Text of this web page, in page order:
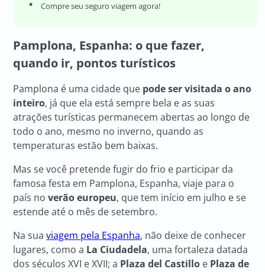
Compre seu seguro viagem agora!
Pamplona, Espanha: o que fazer,
quando ir, pontos turísticos
Pamplona é uma cidade que pode ser visitada o ano
inteiro, já que ela está sempre bela e as suas
atrações turísticas permanecem abertas ao longo de
todo o ano, mesmo no inverno, quando as
temperaturas estão bem baixas.
Mas se você pretende fugir do frio e participar da
famosa festa em Pamplona, Espanha, viaje para o
país no verão europeu, que tem início em julho e se
estende até o mês de setembro.
Na suaviagem pela Espanha, não deixe de conhecer
lugares, como a La Ciudadela, uma fortaleza datada
dos séculos XVI e XVII; a Plaza del Castillo e Plaza de